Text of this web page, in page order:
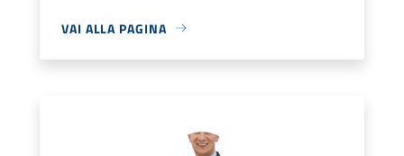
VAI ALLA PAGINA